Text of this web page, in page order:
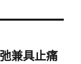
兼具止痛